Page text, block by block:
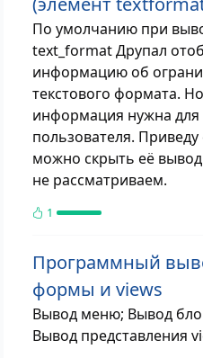
По умолчанию при
text_format Друпал
информацию об
текстового формата.
информация нужна для
пользователя.
можно скрыть её
не рассматриваем.
1
Программный
формы и views
Вывод меню; Вывод
Вывод представления